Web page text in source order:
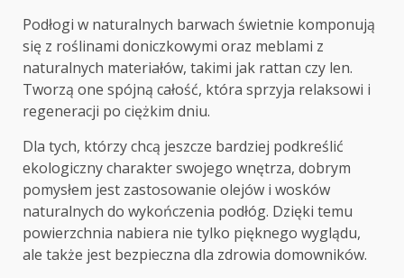
Podłogi w naturalnych barwach świetnie komponują
się z roślinami doniczkowymi oraz meblami z
naturalnych materiałów, takimi jak rattan czy len.
Tworzą one spójną całość, która sprzyja relaksowi i
regeneracji po ciężkim dniu.
Dla tych, którzy chcą jeszcze bardziej podkreślić
ekologiczny charakter swojego wnętrza, dobrym
pomysłem jest zastosowanie olejów i wosków
naturalnych do wykończenia podłóg. Dzięki temu
powierzchnia nabiera nie tylko pięknego wyglądu,
ale także jest bezpieczna dla zdrowia domowników.